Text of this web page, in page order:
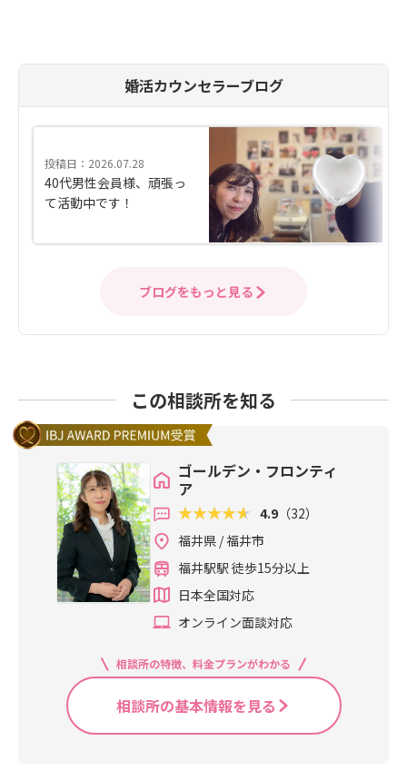
婚活カウンセラーブログ
投稿日：2026.07.28
40代男性会員様、頑張っ
て活動中です！
ブログをもっと見る
この相談所を知る
ゴールデン・フロンティ
ア
4.9 （32）
福井県 / 福井市
福井駅駅 徒歩15分以上
日本全国対応
オンライン面談対応
相談所の特徴、料金プランがわかる
相談所の基本情報を見る